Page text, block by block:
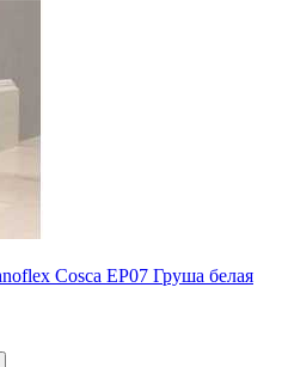
Cosca ЕP07 Груша белая